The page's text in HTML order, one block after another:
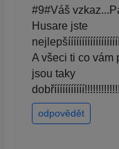
#9#Váš
Husare jste
A všeci ti co vám
jsou taky
dobřííííííííííí!!!!!!!!!!!!!
odpovědět